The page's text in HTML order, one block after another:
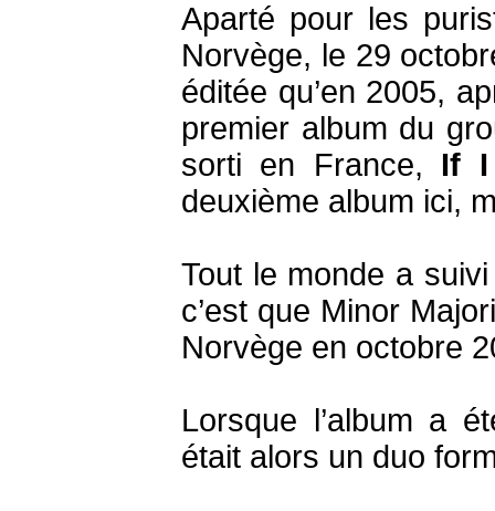
Aparté pour les
Norvège, le 29
éditée qu’en 2005,
premier album du
sorti en France, If I
deuxième album ici,
Tout le monde a
c’est que Minor
Norvège en octobre
Lorsque l’album a
était alors un duo